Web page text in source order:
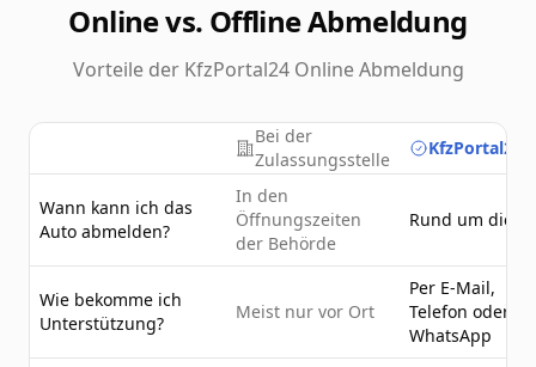
Online vs. Offline Abmeldung
Vorteile der KfzPortal24 Online Abmeldung
Bei der
Zulassungsstelle
Wann kann ich das
Auto abmelden?
In den
Öffnungszeiten
der Behörde
Rund um die
Wie bekomme ich
Unterstützung?
Meist nur vor Ort
Per E-Mail,
Telefon oder
WhatsApp